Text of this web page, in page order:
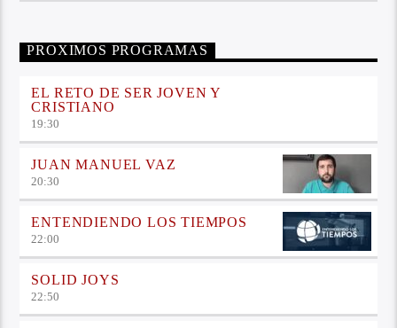
PROXIMOS PROGRAMAS
EL RETO DE SER JOVEN Y
CRISTIANO
19:30
JUAN MANUEL VAZ
20:30
ENTENDIENDO LOS TIEMPOS
22:00
SOLID JOYS
22:50